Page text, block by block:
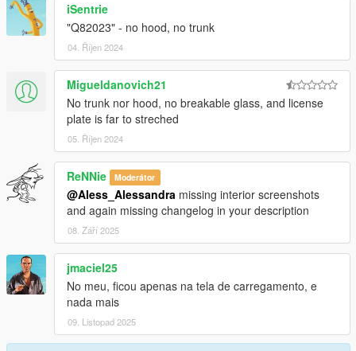
iSentrie
"Q82023" - no hood, no trunk
04. Říjen 2024
Migueldanovich21
No trunk nor hood, no breakable glass, and license
plate is far to streched
05. Říjen 2024
ReNNie Moderátor
@Aless_Alessandra missing interior screenshots
and again missing changelog in your description
08. Září 2025
jmaciel25
No meu, ficou apenas na tela de carregamento, e
nada mais
09. Listopad 2025